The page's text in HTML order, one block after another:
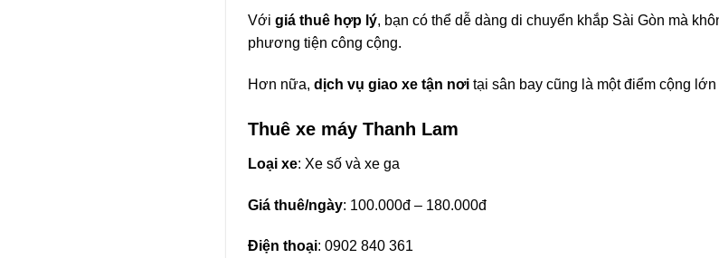
Với giá thuê hợp lý, bạn có thể dễ dàng di chuyển khắp Sài Gòn mà
phương tiện công cộng.
Hơn nữa, dịch vụ giao xe tận nơitại sân bay cũng là một điểm cộng
Thuê xe máy Thanh Lam
Loại xe: Xe số và xe ga
Giá thuê/ngày: 100.000đ – 180.000đ
Điện thoại: 0902 840 361